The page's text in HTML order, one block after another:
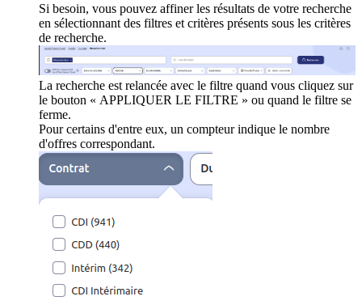
Si besoin, vous pouvez affiner les résultats de votre recherche
en sélectionnant des filtres et critères présents sous les critères
de recherche.
La recherche est relancée avec le filtre quand vous cliquez sur
le bouton « APPLIQUER LE FILTRE » ou quand le filtre se
ferme.
Pour certains d'entre eux, un compteur indique le nombre
d'offres correspondant.